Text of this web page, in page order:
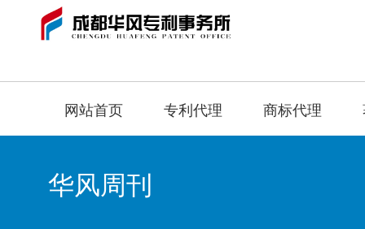
网站首页 专利代理 商标代理
华风周刊